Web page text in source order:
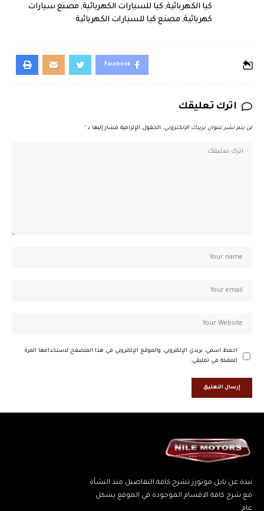
كيا الكهربائية, كيا للسيارات الكهربائية, مصنع سيارات
كهربائية, مصنع كيا للسيارات الكهربائية
Facebook
اترك تعليقك
لن يتم نشر عنوان بريدك الإلكتروني. الحقول الإلزامية مشار إليها بـ *
احفظ اسمي، بريدي الإلكتروني، والموقع الإلكتروني في هذا المتصفح لاستخدامها المرة
المقبلة في تعليقي.
نبذة عن نايل موتورز تشرح كافة التفاصيل منذ النشأة
مع شرح كافة الاقسام الموجودة في الموقع بشكل
عام